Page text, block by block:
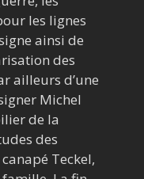
les lignes
ainsi de
des
ailleurs d’une
Michel
de la
des
Teckel,